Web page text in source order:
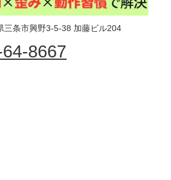
条市興野3-5-38 加藤ビル204
8667